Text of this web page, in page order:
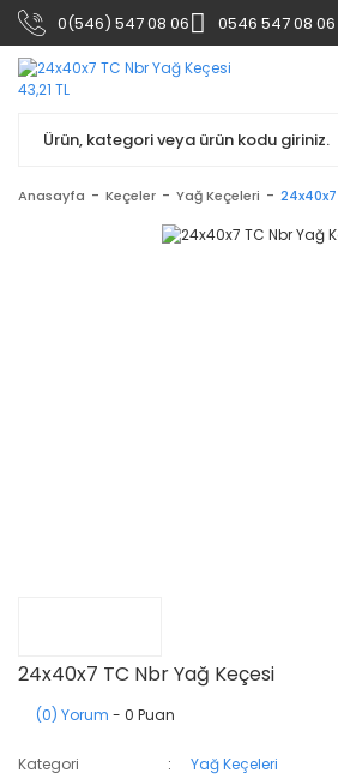
0(546) 547 08 06 0546 547 08 06
Anasayfa Keçeler Yağ Keçeleri
24x40x7 TC Nbr Yağ Keçesi
(0) Yorum - 0 Puan
Kategori
Yağ Keçeleri